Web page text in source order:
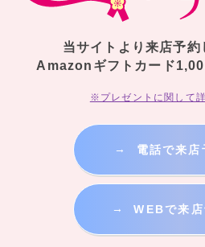
当サイトより来店予
Amazonギフトカード
※プレゼントに関して
→ 電話で来
→ WEBで来